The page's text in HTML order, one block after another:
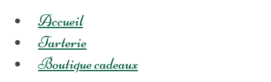
Accueil
Tarterie
Boutique cadeaux